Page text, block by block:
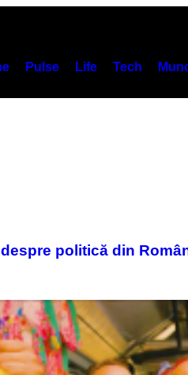
Pulse Life Tech
politică din